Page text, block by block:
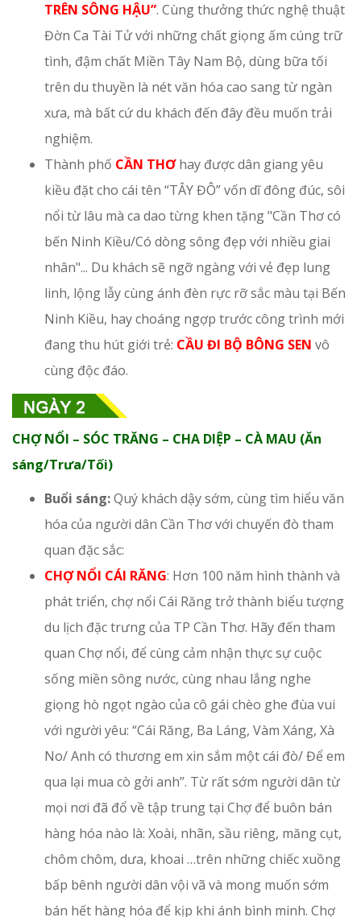
TRÊN SÔNG HẬU”. Cùng thưởng thức nghệ thuật
Đờn Ca Tài Tử với những chất giọng ấm cúng trữ
tình, đậm chất Miền Tây Nam Bộ, dùng bữa tối
trên du thuyền là nét văn hóa cao sang từ ngàn
xưa, mà bất cứ du khách đến đây đều muốn trải
nghiệm.
Thành phố CẦN THƠhay được dân giang yêu
kiều đặt cho cái tên “TÂY ĐÔ” vốn dĩ đông đúc, sôi
nổi từ lâu mà ca dao từng khen tặng "Cần Thơ có
bến Ninh Kiều/Có dòng sông đẹp với nhiều giai
nhân"... Du khách sẽ ngỡ ngàng với vẻ đẹp lung
linh, lộng lẫy cùng ánh đèn rực rỡ sắc màu tại Bến
Ninh Kiều, hay choáng ngợp trước công trình mới
đang thu hút giới trẻ: CẦU ĐI BỘ BÔNG SEN vô
cùng độc đáo.
CHỢ NỔI – SÓC TRĂNG – CHA DIỆP – CÀ MAU (Ăn
sáng/Trưa/Tối)
Buổi sáng:Quý khách dậy sớm, cùng tìm hiểu văn
hóa của người dân Cần Thơ với chuyến đò tham
quan đặc sắc:
CHỢ NỔI CÁI RĂNG: Hơn 100 năm hình thành và
phát triển, chợ nổi Cái Răng trở thành biểu tượng
du lịch đặc trưng của TP Cần Thơ. Hãy đến tham
quan Chợ nổi, để cùng cảm nhận thực sự cuộc
sống miền sông nước, cùng nhau lắng nghe
giọng hò ngọt ngào của cô gái chèo ghe đùa vui
với người yêu: “Cái Răng, Ba Láng, Vàm Xáng, Xà
No/ Anh có thương em xin sắm một cái đò/ Để em
qua lại mua cò gởi anh’’. Từ rất sớm người dân từ
mọi nơi đã đổ về tập trung tại Chợ để buôn bán
hàng hóa nào là: Xoài, nhãn, sầu riêng, măng cụt,
chôm chôm, dưa, khoai …trên những chiếc xuồng
bấp bênh người dân vội vã và mong muốn sớm
bán hết hàng hóa để kịp khi ánh bình minh. Chợ